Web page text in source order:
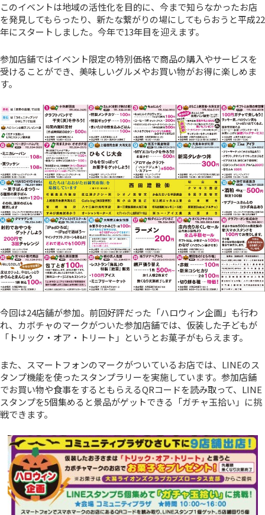
このイベントは地域の活性化を目的に、今まで知らなかったお店
を発見してもらったり、新たな繋がりの場にしてもらおうと平成22
年にスタートしました。今年で13年目を迎えます。
参加店舗ではイベント限定の特別価格で商品の購入やサービスを
受けることができ、美味しいグルメやお買い物がお得に楽しめま
す。
今回は24店舗が参加。前回好評だった「ハロウィン企画」も行わ
れ、カボチャのマークがついた参加店舗では、仮装した子どもが
「トリック・オア・トリート」というとお菓子がもらえます。
また、スマートフォンのマークがついているお店では、LINEのス
タンプ機能を使ったスタンプラリーを実施しています。参加店舗
でお買い物や食事をするともらえるQRコードを読み取って、LINE
スタンプを5個集めると景品がゲットできる「ガチャ玉拾い」に挑
戦できます。